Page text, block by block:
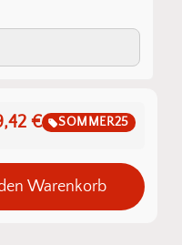
€ SOMMER25
Warenkorb